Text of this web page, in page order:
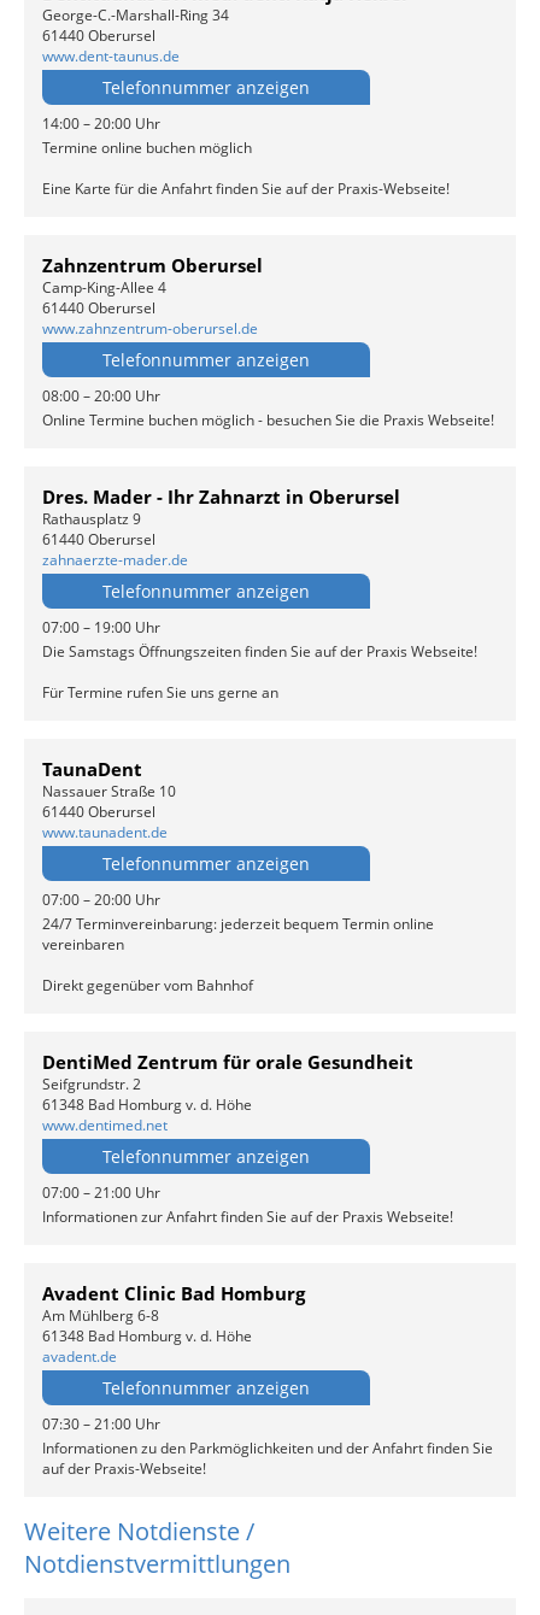
George-C.-Marshall-Ring 34
61440 Oberursel
www.dent-taunus.de
Telefonnummer anzeigen
14:00 – 20:00 Uhr
Termine online buchen möglich
Eine Karte für die Anfahrt finden Sie auf der Praxis-Webseite!
Zahnzentrum Oberursel
Camp-King-Allee 4
61440 Oberursel
www.zahnzentrum-oberursel.de
Telefonnummer anzeigen
08:00 – 20:00 Uhr
Online Termine buchen möglich - besuchen Sie die Praxis Webseite!
Dres. Mader - Ihr Zahnarzt in Oberursel
Rathausplatz 9
61440 Oberursel
zahnaerzte-mader.de
Telefonnummer anzeigen
07:00 – 19:00 Uhr
Die Samstags Öffnungszeiten finden Sie auf der Praxis Webseite!
Für Termine rufen Sie uns gerne an
TaunaDent
Nassauer Straße 10
61440 Oberursel
www.taunadent.de
Telefonnummer anzeigen
07:00 – 20:00 Uhr
24/7 Terminvereinbarung: jederzeit bequem Termin online
vereinbaren
Direkt gegenüber vom Bahnhof
DentiMed Zentrum für orale Gesundheit
Seifgrundstr. 2
61348 Bad Homburg v. d. Höhe
www.dentimed.net
Telefonnummer anzeigen
07:00 – 21:00 Uhr
Informationen zur Anfahrt finden Sie auf der Praxis Webseite!
Avadent Clinic Bad Homburg
Am Mühlberg 6-8
61348 Bad Homburg v. d. Höhe
avadent.de
Telefonnummer anzeigen
07:30 – 21:00 Uhr
Informationen zu den Parkmöglichkeiten und der Anfahrt finden Sie
auf der Praxis-Webseite!
Weitere Notdienste /
Notdienstvermittlungen